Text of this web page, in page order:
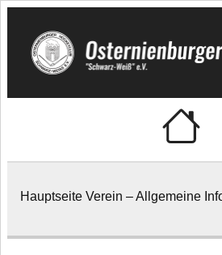
Skip
content
Hockeyclub
Hauptseite Verein – Allgemeine